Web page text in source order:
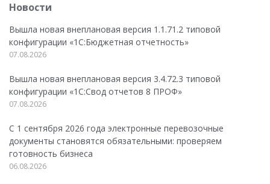
Новости
Вышла новая внеплановая версия 1.1.71.2 типовой
конфигурации «1C:Бюджетная отчетность»
07.08.2026
Вышла новая внеплановая версия 3.4.72.3 типовой
конфигурации «1C:Свод отчетов 8 ПРОФ»
07.08.2026
С 1 сентября 2026 года электронные перевозочные
документы становятся обязательными: проверяем
готовность бизнеса
06.08.2026